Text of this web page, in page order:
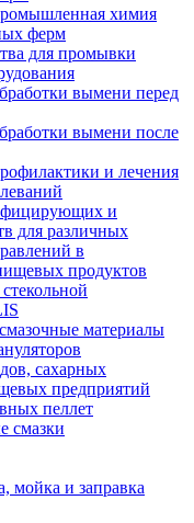
химия
ферм
для промывки
вымени перед
вымени после
и лечения
и
для различных
в
продуктов
материалы
сахарных
предприятий
пеллет
смазки
мойка и заправка